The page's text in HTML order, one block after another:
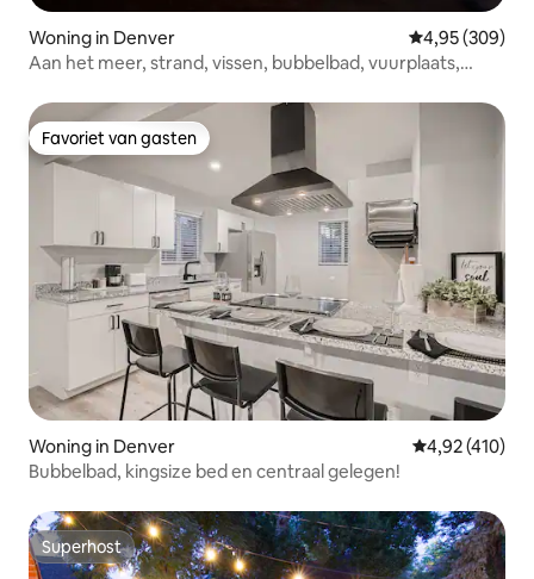
Woning in Denver Gemiddelde
4,95 (309)
Aan het meer, strand, vissen, bubbelbad, vuurplaats,
Favoriet van gasten
Favoriet van gasten
Woning in Denver Gemiddelde
4,92 (410)
Bubbelbad, kingsize bed en centraal gelegen!
Superhost
Superhost